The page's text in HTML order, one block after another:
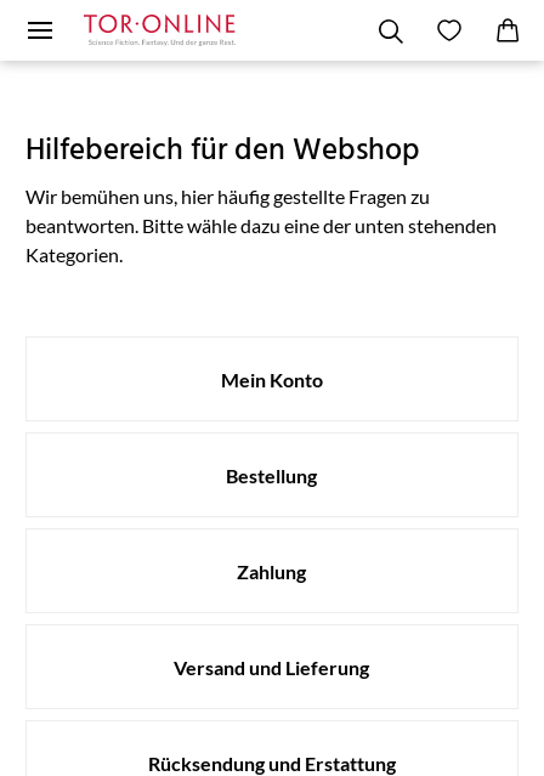
Hilfebereich für den Webshop
Wir bemühen uns, hier häufig gestellte Fragen zu
beantworten. Bitte wähle dazu eine der unten stehenden
Kategorien.
Mein Konto
Bestellung
Zahlung
Versand und Lieferung
Rücksendung und Erstattung